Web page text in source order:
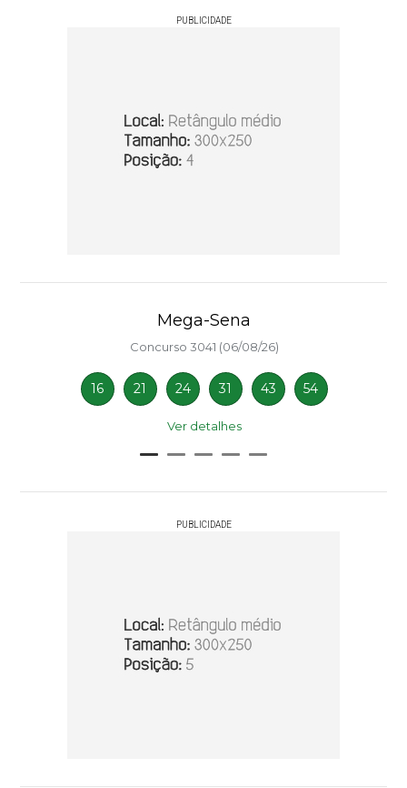
PUBLICIDADE
Mega-Sena
Concurso 3041 (06/08/26)
16 21 24 31 43 54
Ver detalhes
PUBLICIDADE